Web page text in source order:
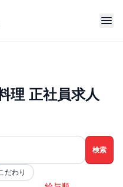
理 正社員求人
だわり